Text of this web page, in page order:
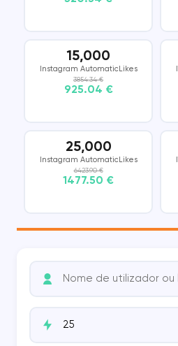
15,000
Instagram AutomaticLikes
3854.34 €
925.04 €
25,000
Instagram AutomaticLikes
6423.90 €
1477.50 €